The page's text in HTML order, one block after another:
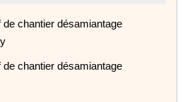
de chantier désamiantage
de chantier désamiantage